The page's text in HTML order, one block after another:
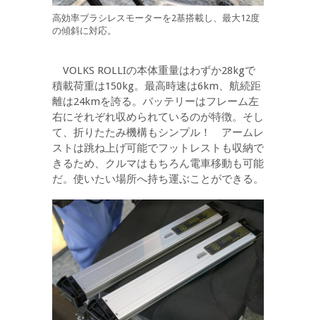
高効率ブラシレスモーターを2基搭載し、最大12度
の傾斜に対応。
VOLKS ROLLIの本体重量はわずか28kgで
積載荷重は150kg。最高時速は6km、航続距
離は24kmを誇る。バッテリーはフレーム左
右にそれぞれ収められているのが特徴。そし
て、折りたたみ機構もシンプル！ アームレ
ストは跳ね上げ可能でフットレストも収納で
きるため、クルマはもちろん電車移動も可能
だ。使いたい場所へ持ち運ぶことができる。